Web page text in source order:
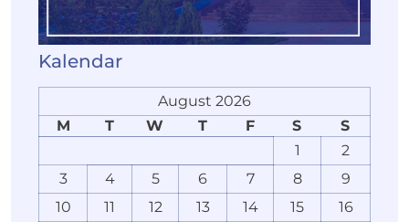
Kalendar
August 2026
M
T W T F S
S
1
2
3
4 5 6 7 8
9
10
11 12 13 14 15
16